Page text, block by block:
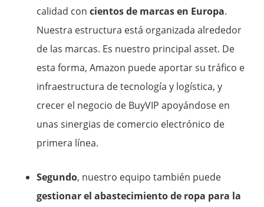
calidad concientos de marcas en Europa.
Nuestra estructura está organizada alrededor
de las marcas. Es nuestro principal asset. De
esta forma, Amazon puede aportar su tráfico e
infraestructura de tecnología y logística, y
crecer el negocio de BuyVIP apoyándose en
unas sinergias de comercio electrónico de
primera línea.
Segundo, nuestro equipo también puede
gestionar el abastecimiento de ropa para la